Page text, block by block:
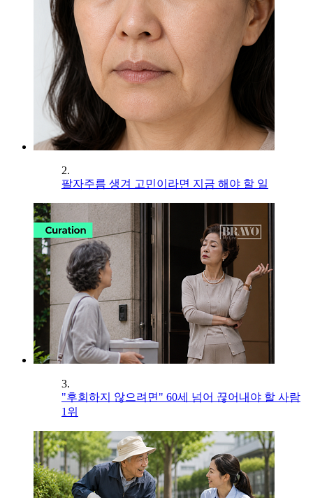
2.
팔자주름 생겨 고민이라면 지금 해야 할 일
3.
"후회하지 않으려면" 60세 넘어 끊어내야 할 사람
1위